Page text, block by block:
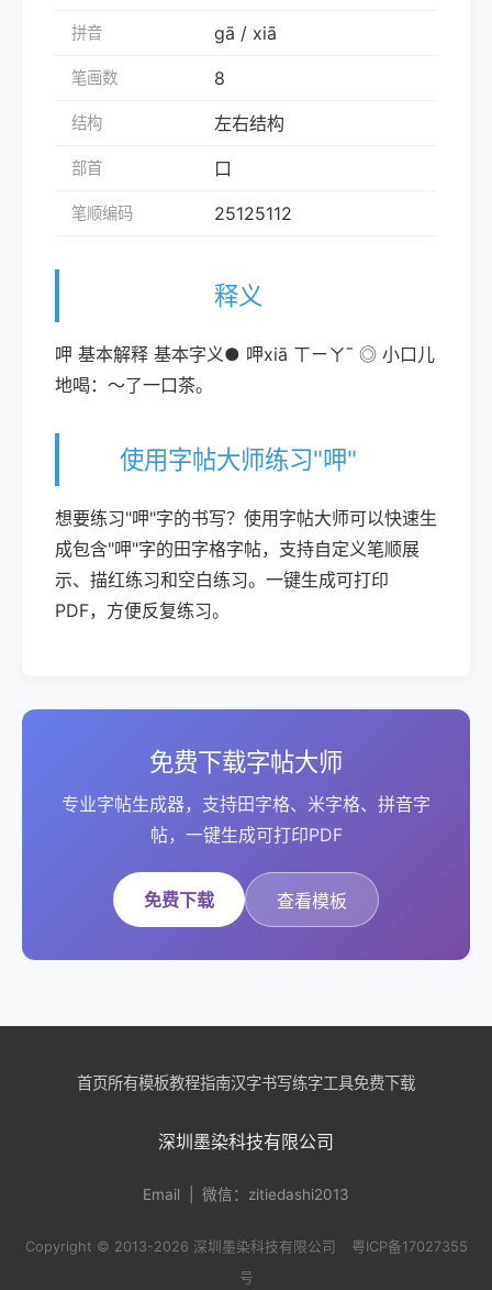
拼音 gā / xiā
笔画数 8
结构 左右结构
部首 口
笔顺编码 25125112
释义
呷 基本解释 基本字义● 呷xiā ㄒㄧㄚˉ ◎ 小口儿
地喝：～了一口茶。
使用字帖大师练习"呷"
想要练习"呷"字的书写？使用字帖大师可以快速生
成包含"呷"字的田字格字帖，支持自定义笔顺展
示、描红练习和空白练习。一键生成可打印
PDF，方便反复练习。
免费下载字帖大师
专业字帖生成器，支持田字格、米字格、拼音字
帖，一键生成可打印PDF
免费下载 查看模板
首页所有模板教程指南汉字书写练字工具免费下载
深圳墨染科技有限公司
Email | 微信：zitiedashi2013
Copyright © 2013-2026 深圳墨染科技有限公司
粤ICP备17027355
号